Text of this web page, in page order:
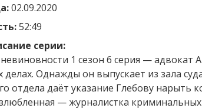
02.09.2020
52:49
серии:
1 сезон 6 серия — адвокат
Однажды он выпускает из зала
отдела даёт указание Глебову
— журналистка